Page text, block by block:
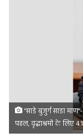
"साडे बुजुर्ग साडा
पहल, वृद्धाश्रमों के लिए